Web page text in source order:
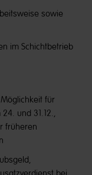
sowie
im Schichtbetrieb
für
und 31.12.,
früheren